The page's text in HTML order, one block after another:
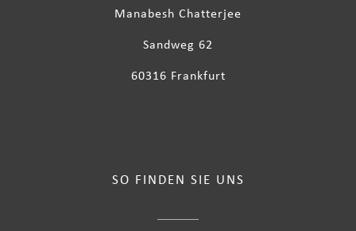
Manabesh Chatterjee
Sandweg 62
60316 Frankfurt
SO FINDEN SIE UNS